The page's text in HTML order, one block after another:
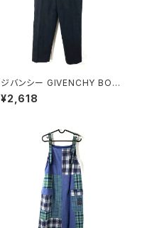
ジバンシー GIVENCHY BOUT
IQUES パンツ エクセーヌ 裏地
サイドポケット ストレート 黒 38
¥2,618